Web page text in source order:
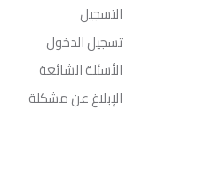
التسجيل
تسجيل الدخول
الأسئلة الشائعة
الإبلاغ عن مشكلة